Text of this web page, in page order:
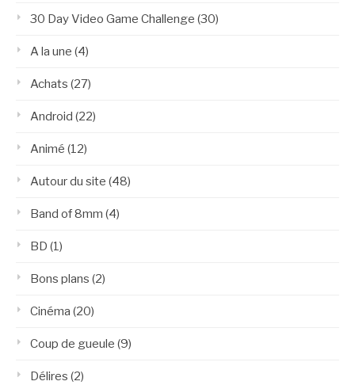
30 Day Video Game Challenge (30)
A la une (4)
Achats (27)
Android (22)
Animé (12)
Autour du site (48)
Band of 8mm (4)
BD (1)
Bons plans (2)
Cinéma (20)
Coup de gueule (9)
Délires (2)